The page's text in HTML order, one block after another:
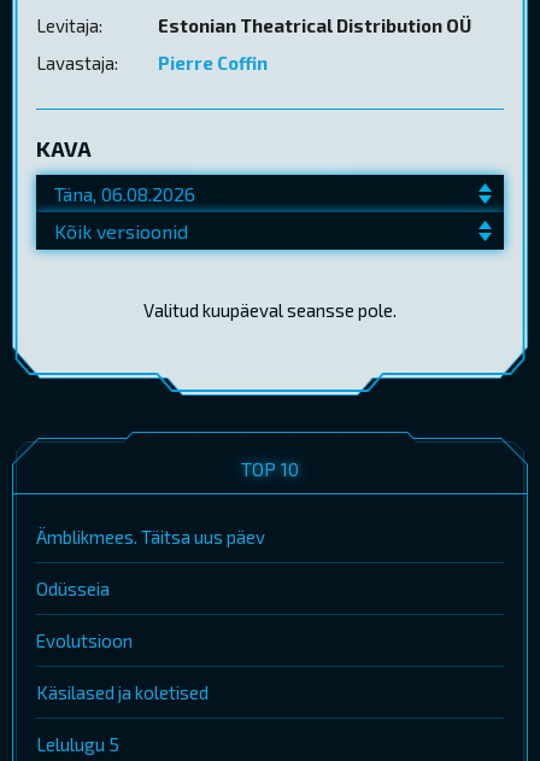
Levitaja:
Estonian Theatrical Distribution OÜ
Lavastaja:
Pierre Coffin
KAVA
Valitud kuupäeval seansse pole.
TOP 10
Ämblikmees. Täitsa uus päev
Odüsseia
Evolutsioon
Käsilased ja koletised
Lelulugu 5